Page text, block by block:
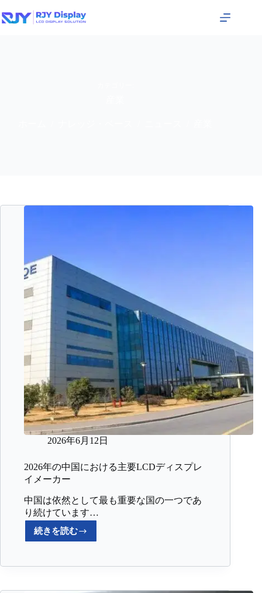
2026年6月12日
2026年の中国における主要LCDディスプレ
イメーカー
中国は依然として最も重要な国の一つであ
り続けています…
続きを読む